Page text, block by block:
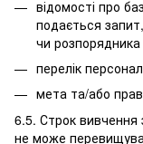
відомості про
подається
чи розпорядника
перелік
мета та/або
6.5. Строк вивчення
не може